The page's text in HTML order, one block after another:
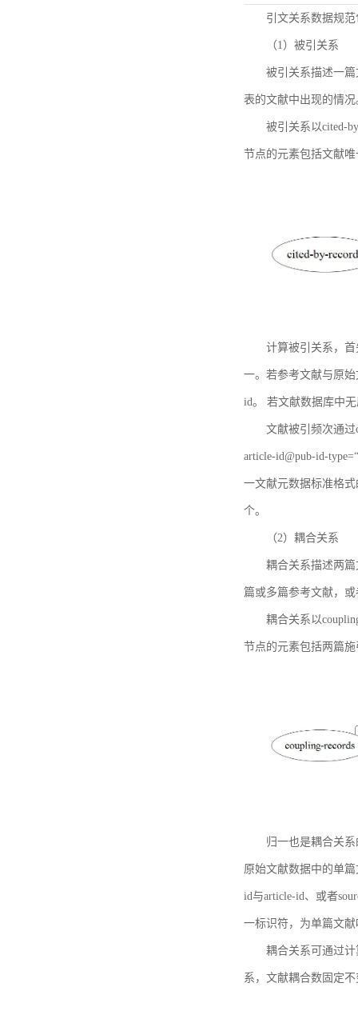
引文关系数据规
（1）被引关系
被引关系描述一
表的文献中出现的情况
被引关系以cited-
节点的元素包括文献
计算被引关系，
一。若参考文献与原
id。 若文献数据库中
文献被引频次通
article-id@pub-id-
一文献元数据标准格
个。
（2）耦合关系
耦合关系描述两
篇或多篇参考文献，
耦合关系以
节点的元素包括两篇
归一也是耦合关
原始文献数据中的单篇
id与article-id、或者
一标识符，为单篇文
耦合关系可通过
系，文献耦合数固定不